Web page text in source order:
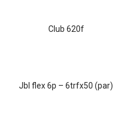
club 620f
jbl flex 6p – 6trfx50 (par)